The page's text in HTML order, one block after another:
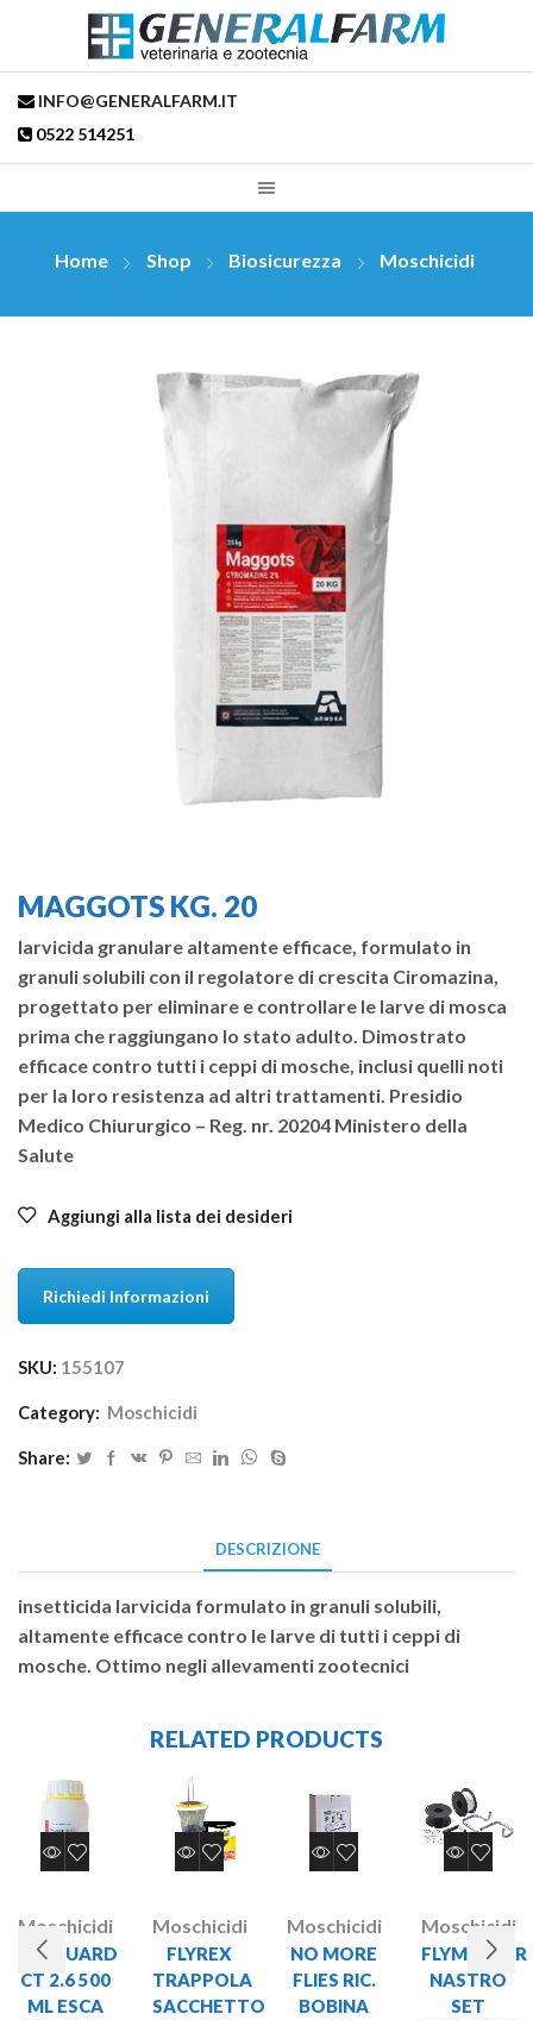
INFO@GENERALFARM.IT
0522 514251
Home Shop Biosicurezza Moschicidi
MAGGOTS KG. 20
larvicida granulare altamente efficace, formulato in
granuli solubili con il regolatore di crescita Ciromazina,
progettato per eliminare e controllare le larve di mosca
prima che raggiungano lo stato adulto. Dimostrato
efficace contro tutti i ceppi di mosche, inclusi quelli noti
per la loro resistenza ad altri trattamenti. Presidio
Medico Chiururgico – Reg. nr. 20204 Ministero della
Salute
Aggiungi alla lista dei desideri
Richiedi Informazioni
SKU: 155107
Category: Moschicidi
Share:
DESCRIZIONE
insetticida larvicida formulato in granuli solubili,
altamente efficace contro le larve di tutti i ceppi di
mosche. Ottimo negli allevamenti zootecnici
RELATED PRODUCTS
Moschicidi
PESGUARD
CT 2.6 500
ML ESCA
Moschicidi
FLYREX
TRAPPOLA
SACCHETTO
Moschicidi
NO MORE
FLIES RIC.
BOBINA
Moschicidi
FLYMASTER
NASTRO
SET